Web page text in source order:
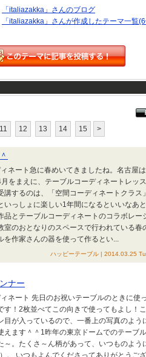
「italiazakka」さんのブログ
「italiazakka」さんが作成したテーマ一覧
11 12 13 14 15 >
ネート急に春めいてきましたね。名古屋は
をまえに、テーブルコーディネートレッ
講するのは、「空間コーディネートクラス
いっしょに楽しい1年間になるといいなあ
品とテーブルコーディネートのコラボレー
室のおとなりのスペースで行われている春
を作家さんの器を使って作るとい...
ハッピーテーブル | 2014.03.25
ナー
ネート 先日のお祝いテーブルのときに使
す！2枚並べてこの向きで使ってもよし！
が入っているので、一番上の写真のよう
えます＾＾1昨年の東京ドームでのテーブ
～。たくさ～ん柄があって、いつものよう
。 いつもよんでくださってありがとうご